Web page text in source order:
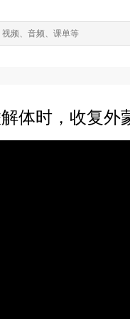
体时，收复外